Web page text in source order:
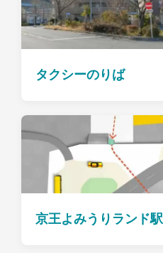
タクシーのりば
京王よみうりランド駅